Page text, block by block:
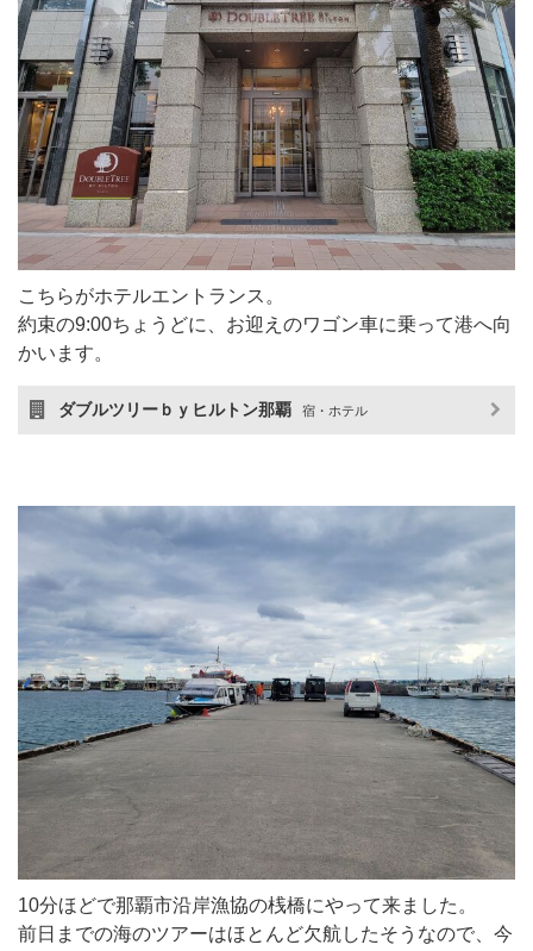
こちらがホテルエントランス。
約束の9:00ちょうどに、お迎えのワゴン車に乗って港へ向
かいます。
ダブルツリーｂｙヒルトン那覇 宿・ホテル
10分ほどで那覇市沿岸漁協の桟橋にやって来ました。
前日までの海のツアーはほとんど欠航したそうなので、今